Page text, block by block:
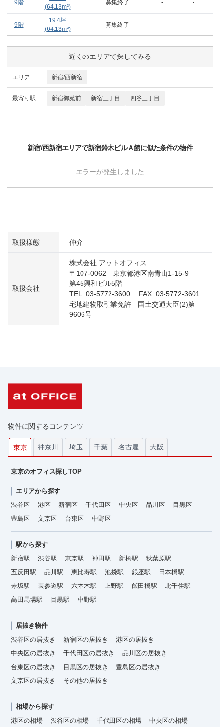
9階
(64.13m²)
募集終了 - -
9階
19.4坪
(64.13m²)
募集終了 - -
近くのエリアで探してみる
エリア 新宿/西新宿
最寄り駅 新宿御苑前 新宿三丁目 四谷三丁目
新宿/西新宿エリアで新宿鈴木ビルＡ館に似た条件の物件
エラーが発生しました
取扱様態 仲介
取扱会社
株式会社 アットオフィス
〒107-0062 東京都港区南青山1-15-9
第45興和ビル5階
TEL: 03-5772-3600 FAX: 03-5772-3601
宅地建物取引業免許 国土交通大臣(2)第
9606号
物件に関するコンテンツ
東京 神奈川 埼玉 千葉 名古屋 大阪
東京のオフィス探しTOP
エリアから探す
渋谷区
港区 新宿区 千代田区 中央区 品川区
目黒区
豊島区
文京区 台東区 中野区
駅から探す
新宿駅
渋谷駅 東京駅 神田駅 新橋駅
秋葉原駅
五反田駅
品川駅 恵比寿駅 池袋駅 銀座駅
日本橋駅
赤坂駅
表参道駅 六本木駅 上野駅 飯田橋駅
北千住駅
高田馬場駅
目黒駅 中野駅
居抜き物件
渋谷区の居抜き
新宿区の居抜き
港区の居抜き
中央区の居抜き
千代田区の居抜き
品川区の居抜き
台東区の居抜き
目黒区の居抜き
豊島区の居抜き
文京区の居抜き
その他の居抜き
相場から探す
港区の相場
渋谷区の相場 千代田区の相場
中央区の相場